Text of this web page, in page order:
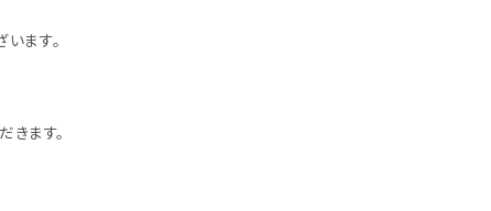
ます。
ます。